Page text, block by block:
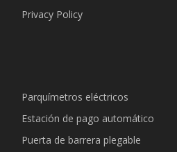
Privacy Policy
Parquímetros eléctricos
Estación de pago automático
Puerta de barrera plegable